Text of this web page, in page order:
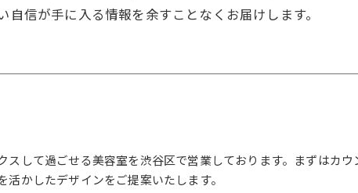
信が手に入る情報を余すことなくお届けします。
スして過ごせる美容室を渋谷区で営業しております。まずはカ
活かしたデザインをご提案いたします。